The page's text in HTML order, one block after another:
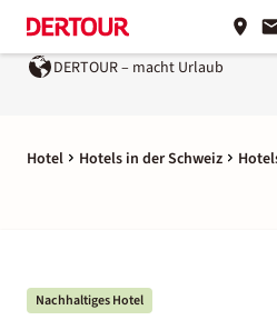
DERTOUR – macht Urlaub
Hotel Hotels in der Schweiz
Nachhaltiges Hotel